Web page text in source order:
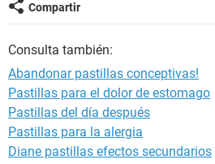
Compartir
Consulta también:
Abandonar pastillas conceptivas!
Pastillas para el dolor de estomago
Pastillas del día después
Pastillas para la alergia
Diane pastillas efectos secundarios